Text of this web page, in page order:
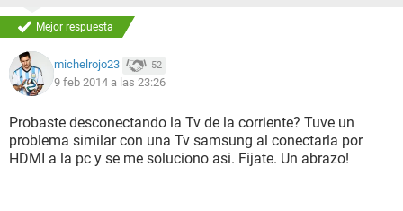
Mejor respuesta
michelrojo23 52
9 feb 2014 a las 23:26
Probaste desconectando la Tv de la corriente? Tuve un
problema similar con una Tv samsung al conectarla por
HDMI a la pc y se me soluciono asi. Fijate. Un abrazo!